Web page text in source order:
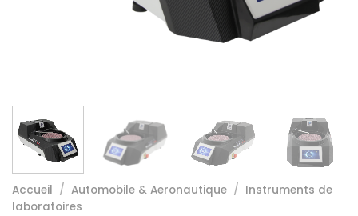
Accueil / Automobile & Aeronautique / Instruments de
laboratoires